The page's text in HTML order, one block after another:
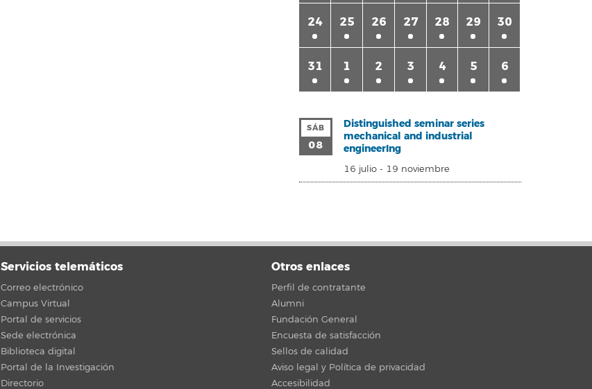
24 25 26 27 28 29 30
31 1 2 3 4 5 6
SÁB
08
Distinguished seminar series
mechanical and industrial
engineerIng
16 julio - 19 noviembre
Servicios telemáticos
Correo electrónico
Campus Virtual
Portal de servicios
Sede electrónica
Biblioteca digital
Portal de la Investigación
Directorio
Otros enlaces
Perfil de contratante
Alumni
Fundación General
Encuesta de satisfacción
Sellos de calidad
Aviso legal y Política de privacidad
Accesibilidad